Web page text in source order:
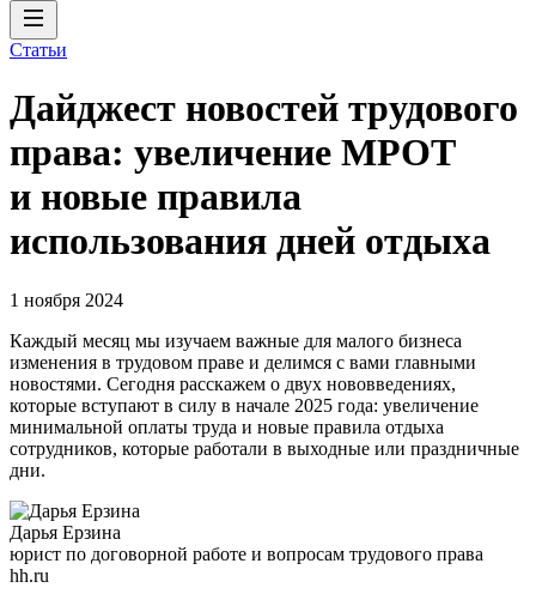
Статьи
Дайджест новостей трудового
права: увеличение МРОТ
и новые правила
использования дней отдыха
1 ноября 2024
Каждый месяц мы изучаем важные для малого бизнеса
изменения в трудовом праве и делимся с вами главными
новостями. Сегодня расскажем о двух нововведениях,
которые вступают в силу в начале 2025 года: увеличение
минимальной оплаты труда и новые правила отдыха
сотрудников, которые работали в выходные или праздничные
дни.
Дарья Ерзина
юрист по договорной работе и вопросам трудового права
hh.ru